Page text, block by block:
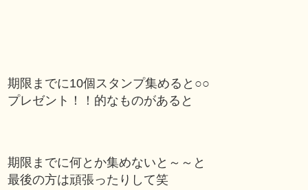
期限までに10個スタンプ集めると○○
プレゼント！！的なものがあると
期限までに何とか集めないと～～と
最後の方は頑張ったりして笑